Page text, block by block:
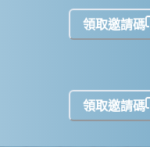
領取邀請碼
領取邀請碼